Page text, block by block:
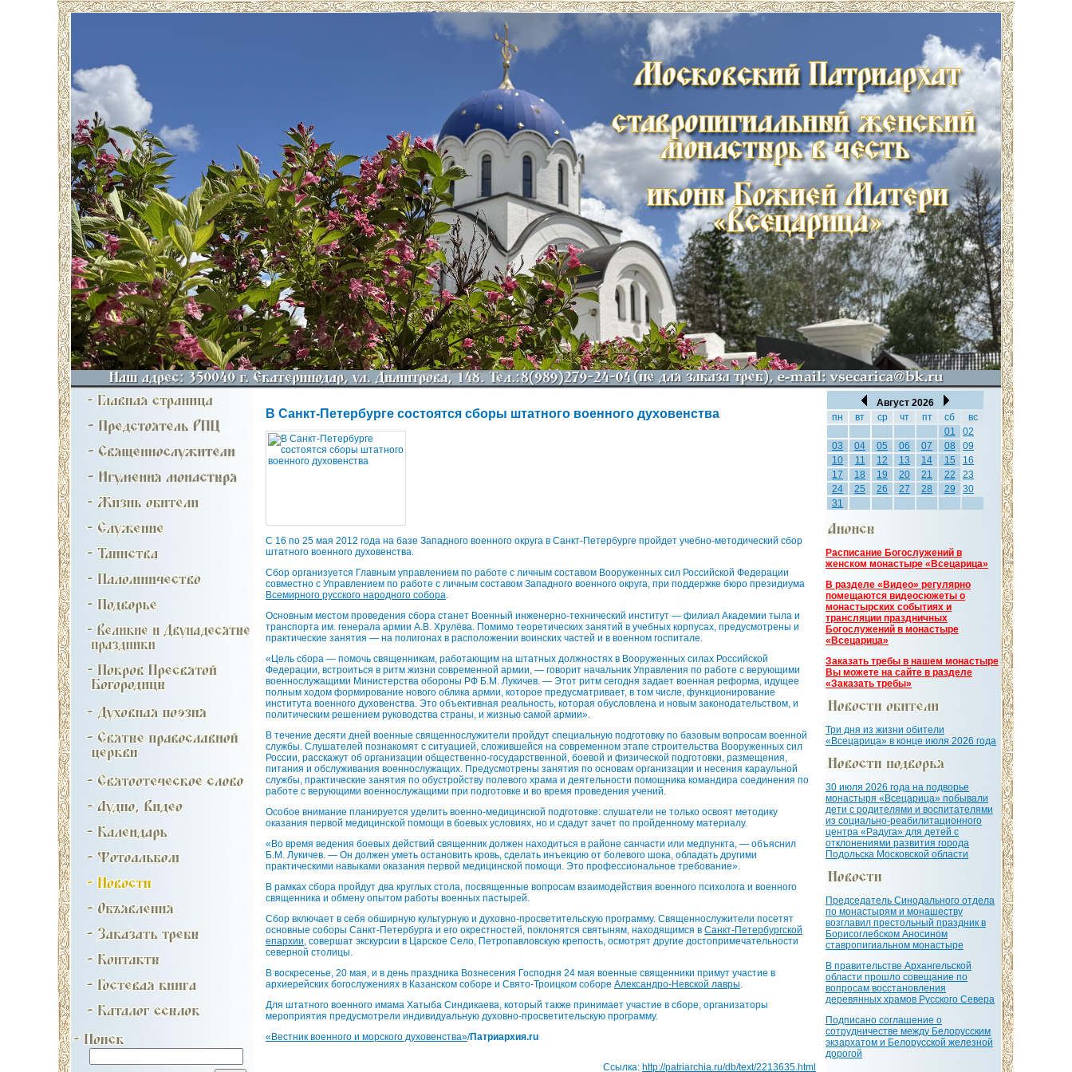
В Санкт-Петербурге состоятся сборы штатного военного духовенства
С 16 по 25 мая 2012 года на базе Западного военного округа в Санкт-Петербурге пройдет учебно-методический сбор
штатного военного духовенства.
Сбор организуется Главным управлением по работе с личным составом Вооруженных сил Российской Федерации
совместно с Управлением по работе с личным составом Западного военного округа, при поддержке бюро президиума
Всемирного русского народного собора
Основным местом проведения сбора станет Военный инженерно-технический институт — филиал Академии тыла и
транспорта им. генерала армии А.В. Хрулёва. Помимо теоретических занятий в учебных корпусах, предусмотрены и
практические занятия — на полигонах в расположении воинских частей и в военном госпитале.
«Цель сбора — помочь священникам, работающим на штатных должностях в Вооруженных силах Российской
Федерации, встроиться в ритм жизни современной армии, — говорит начальник Управления по работе с верующими
военнослужащими Министерства обороны РФ Б.М. Лукичев. — Этот ритм сегодня задает военная реформа, идущее
полным ходом формирование нового облика армии, которое предусматривает, в том числе, функционирование
института военного духовенства. Это объективная реальность, которая обусловлена и новым законодательством, и
политическим решением руководства страны, и жизнью самой армии».
В течение десяти дней военные священнослужители пройдут специальную подготовку по базовым вопросам военной
службы. Слушателей познакомят с ситуацией, сложившейся на современном этапе строительства Вооруженных сил
России, расскажут об организации общественно-государственной, боевой и физической подготовки, размещения,
питания и обслуживания военнослужащих. Предусмотрены занятия по основам организации и несения караульной
службы, практические занятия по обустройству полевого храма и деятельности помощника командира соединения по
работе с верующими военнослужащими при подготовке и во время проведения учений.
Особое внимание планируется уделить военно-медицинской подготовке: слушатели не только освоят методику
оказания первой медицинской помощи в боевых условиях, но и сдадут зачет по пройденному материалу.
«Во время ведения боевых действий священник должен находиться в районе санчасти или медпункта, — объяснил
Б.М. Лукичев. — Он должен уметь остановить кровь, сделать инъекцию от болевого шока, обладать другими
практическими навыками оказания первой медицинской помощи. Это профессиональное требование».
В рамках сбора пройдут два круглых стола, посвященные вопросам взаимодействия военного психолога и военного
священника и обмену опытом работы военных пастырей.
Сбор включает в себя обширную культурную и духовно-просветительскую программу. Священнослужители посетят
основные соборы Санкт-Петербурга и его окрестностей, поклонятся святыням, находящимся в Санкт-Петербургской
епархии , совершат экскурсии в Царское Село, Петропавловскую крепость, осмотрят другие достопримечательности
северной столицы.
В воскресенье, 20 мая, и в день праздника Вознесения Господня 24 мая военные священники примут участие в
архиерейских богослужениях в Казанском соборе и Свято-Троицком соборе Александро-Невской лавры
Для штатного военного имама Хатыба Синдикаева, который также принимает участие в сборе, организаторы
мероприятия предусмотрели индивидуальную духовно-просветительскую программу.
«Вестник военного и морского духовенства»/Патриархия.ru
Ссылка: http://patriarchia.ru/db/text/2213635.html
Август 2026
пн
вт ср чт пт сб
вс
01
02
03
04 05 06 07 08
09
10
11 12 13 14 15
16
17
18 19 20 21 22
23
24
25 26 27 28 29
30
31
Расписание Богослужений в
женском монастыре «Всецарица»
В разделе «Видео» регулярно
помещаются видеосюжеты о
монастырских событиях и
трансляции праздничных
Богослужений в монастыре
«Всецарица»
Заказать требы в нашем монастыре
Вы можете на сайте в разделе
«Заказать требы»
Три дня из жизни обители
«Всецарица» в конце июля 2026 года
30 июля 2026 года на подворье
монастыря «Всецарица» побывали
дети с родителями и воспитателями
из социально-реабилитационного
центра «Радуга» для детей с
отклонениями развития города
Подольска Московской области
Председатель Синодального отдела
по монастырям и монашеству
возглавил престольный праздник в
Борисоглебском Аносином
ставропигиальном монастыре
В правительстве Архангельской
области прошло совещание по
вопросам восстановления
деревянных храмов Русского Севера
Подписано соглашение о
сотрудничестве между Белорусским
экзархатом и Белорусской железной
дорогой